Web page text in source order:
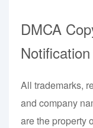
DMCA
Notification
All trademarks,
and company
are the property